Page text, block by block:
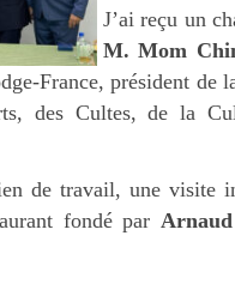
J’ai reçu un
M. Mom
France, président de
des Cultes, de la
de travail, une visite
fondé par